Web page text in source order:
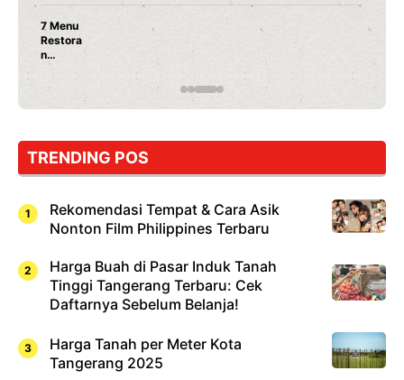
Nunung Srimulat & Vicky Prasetyo
Rahasia Mami Bikin Nagih!
TRENDING POS
Rekomendasi Tempat & Cara Asik
Nonton Film Philippines Terbaru
Harga Buah di Pasar Induk Tanah
Tinggi Tangerang Terbaru: Cek
Daftarnya Sebelum Belanja!
Harga Tanah per Meter Kota
Tangerang 2025